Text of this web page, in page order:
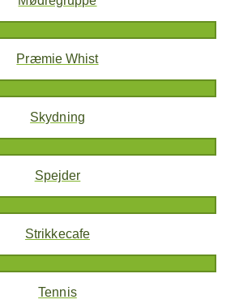
Præmie Whist
Skydning
Spejder
Strikkecafe
Tennis